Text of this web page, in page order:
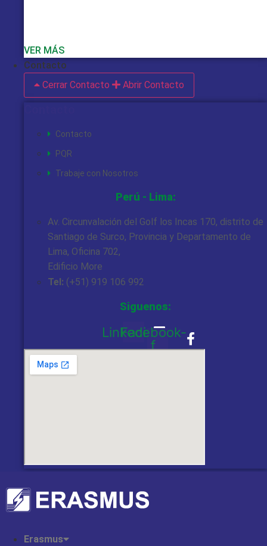
VER MÁS
Contacto
Cerrar Contacto
Abrir Contacto
Contacto
PQR
Trabaje con Nosotros
Perú - Lima:
Av. Circunvalación del Golf los Incas 170, distrito de
Santiago de Surco, Provincia y Departamento de
Lima, Oficina 702,
Edificio More
Tel: (+51) 919 106 992
Siguenos:
Linkedin
Facebook-
f
Erasmus